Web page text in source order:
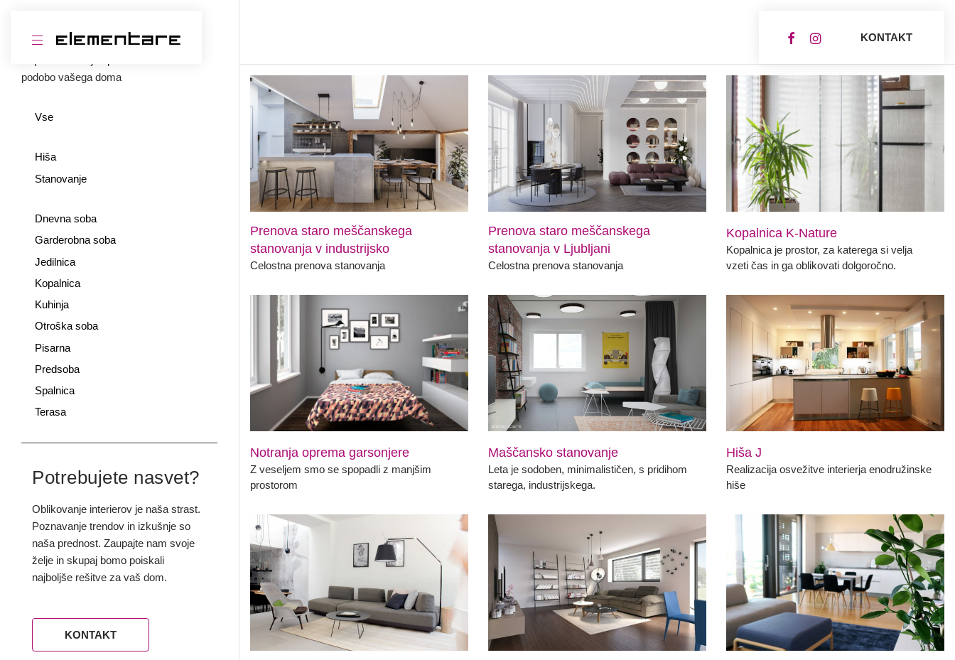
KONTAKT
Razvrsti
podobo vašega doma
Vse
Hiša
Stanovanje
Dnevna soba
Garderobna soba
Jedilnica
Kopalnica
Kuhinja
Otroška soba
Pisarna
Predsoba
Spalnica
Terasa
Potrebujete nasvet?
Oblikovanje interierov je naša strast.
Poznavanje trendov in izkušnje so
naša prednost. Zaupajte nam svoje
želje in skupaj bomo poiskali
najboljše rešitve za vaš dom.
KONTAKT
Prenova staro meščanskega
stanovanja v industrijsko
Celostna prenova stanovanja
Prenova staro meščanskega
stanovanja v Ljubljani
Celostna prenova stanovanja
Kopalnica K-Nature
Kopalnica je prostor, za katerega si velja
vzeti čas in ga oblikovati dolgoročno.
Notranja oprema garsonjere
Z veseljem smo se spopadli z manjšim
prostorom
Maščansko stanovanje
Leta je sodoben, minimalističen, s pridihom
starega, industrijskega.
Hiša J
Realizacija osvežitve interierja enodružinske
hiše